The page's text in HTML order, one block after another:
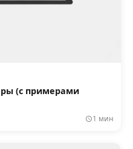
(с примерами
1 мин